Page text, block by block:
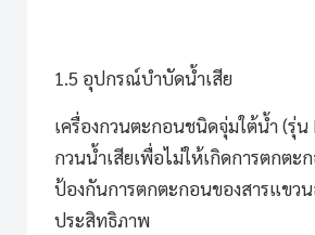
1.5 อุปกรณ์บำบัดน้ำเสีย
เครื่องกวนตะกอนชนิดจุ่มใต้น้ำ (รุ่น
กวนน้ำเสียเพื่อไม่ให้เกิดการตกต
ป้องกันการตกตะกอนของสารแขว
ประสิทธิภาพ